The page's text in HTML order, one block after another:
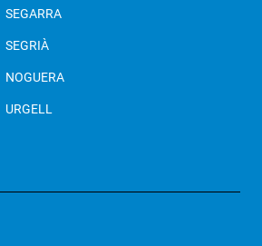
SEGARRA
SEGRIÀ
NOGUERA
URGELL